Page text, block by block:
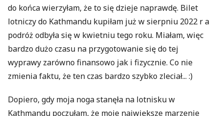
do końca wierzyłam, że to się dzieje naprawdę. Bilet
lotniczy do Kathmandu kupiłam już w sierpniu 2022 r a
podróż odbyła się w kwietniu tego roku. Miałam, więc
bardzo dużo czasu na przygotowanie się do tej
wyprawy zarówno finansowo jak i fizycznie. Co nie
zmienia faktu, że ten czas bardzo szybko zleciał... :)
Dopiero, gdy moja noga stanęła na lotnisku w
Kathmandu poczułam, że moje największe marzenie